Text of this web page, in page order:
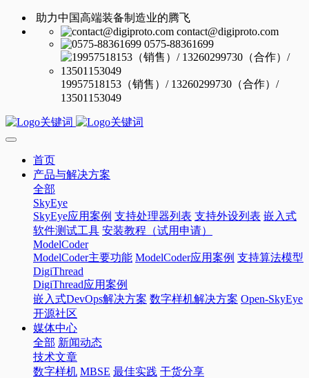
助力中国高端装备制造业的腾飞
contact@digiproto.com
0575-88361699
19957518153（销售）/ 13260299730（合作）/
13501153049
首页
产品与解决方案
全部
SkyEye
SkyEye应用案例 支持处理器列表 支持外设列表 嵌入式
软件测试工具 安装教程（试用申请）
ModelCoder
ModelCoder主要功能 ModelCoder应用案例 支持算法模型
DigiThread
DigiThread应用案例
嵌入式DevOps解决方案 数字样机解决方案 Open-SkyEye
开源社区
媒体中心
全部 新闻动态
技术文章
数字样机 MBSE 最佳实践 干货分享